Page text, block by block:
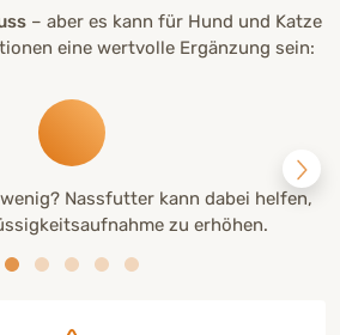
– aber es kann für Hund und Katze
eine wertvolle Ergänzung sein:
Nassfutter kann dabei helfen,
zu erhöhen.